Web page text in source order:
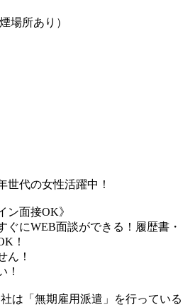
場所あり）
代の女性活躍中！
ン面接OK》
ぐにWEB面談ができる！履歴書・
！
ん！
！
は「無期雇用派遣」を行っている